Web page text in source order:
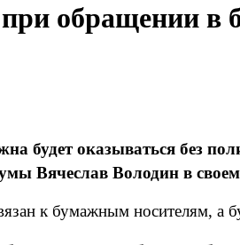
обращении в
будет оказываться без
Вячеслав Володин в
к бумажным носителям, а